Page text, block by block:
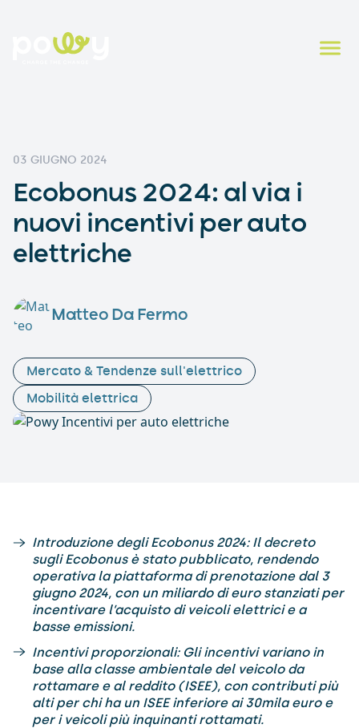
03 GIUGNO 2024
Ecobonus 2024: al via i
nuovi incentivi per auto
elettriche
Matteo Da Fermo
Mercato & Tendenze sull'elettrico
Mobilità elettrica
Introduzione degli Ecobonus 2024: Il decreto
sugli Ecobonus è stato pubblicato, rendendo
operativa la piattaforma di prenotazione dal 3
giugno 2024, con un miliardo di euro stanziati per
incentivare l’acquisto di veicoli elettrici e a
basse emissioni.
Incentivi proporzionali: Gli incentivi variano in
base alla classe ambientale del veicolo da
rottamare e al reddito (ISEE), con contributi più
alti per chi ha un ISEE inferiore ai 30mila euro e
per i veicoli più inquinanti rottamati.